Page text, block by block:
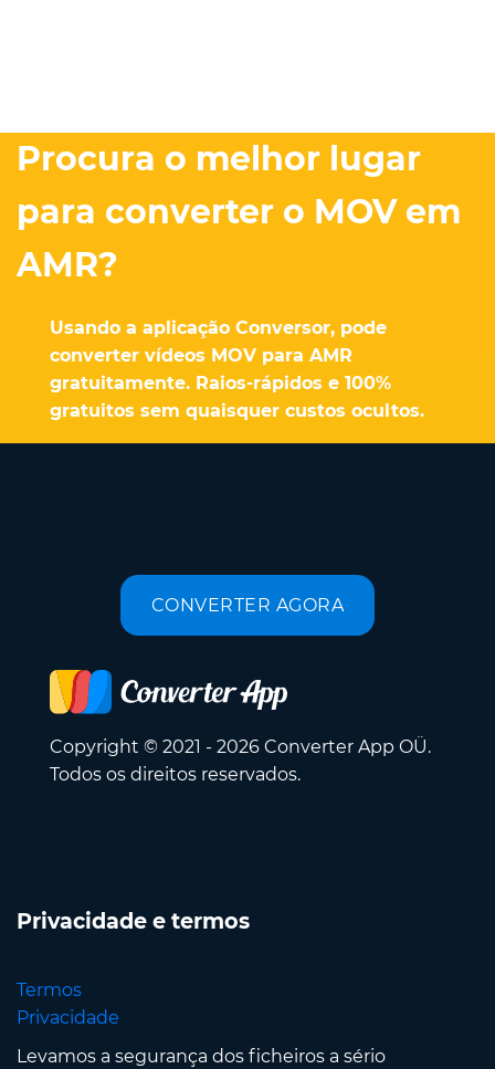
Procura o melhor lugar
para converter o MOV em
AMR?
Usando a aplicação Conversor, pode
converter vídeos MOV para AMR
gratuitamente. Raios-rápidos e 100%
gratuitos sem quaisquer custos ocultos.
CONVERTER AGORA
Copyright © 2021 - 2026 Converter App OÜ.
Todos os direitos reservados.
Privacidade e termos
Termos
Privacidade
Levamos a segurança dos ficheiros a sério